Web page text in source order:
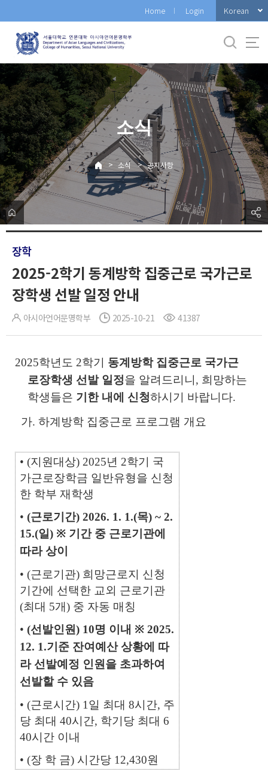
로
메
뉴
Home Login Korean
소식
> 소식 > 공지사항
장학
2025-2학기 동계방학 집중근로 국가근로
장학생 선발 일정 안내
아시아언어문명학부 2025-10-21 41387
2025학년도 2학기 동계방학 집중근로 국가근
로장학생 선발 일정을 알려드리니, 희망하는
학생들은 기한 내에 신청하시기 바랍니다.
가. 하계방학 집중근로 프로그램 개요
• (지원대상) 2025년 2학기 국
가근로장학금 일반유형을 신청
한 학부 재학생
• (근로기간) 2026. 1. 1.(목) ~ 2.
15.(일) ※ 기간 중 근로기관에
따라 상이
• (근로기관) 희망근로지 신청
기간에 선택한 교외 근로기관
(최대 5개) 중 자동 매칭
• (선발인원) 10명 이내 ※ 2025.
12. 1.기준 잔여예산 상황에 따
라 선발예정 인원을 초과하여
선발할 수 있음
• (근로시간) 1일 최대 8시간, 주
당 최대 40시간, 학기당 최대 6
40시간 이내
• (장 학 금) 시간당 12,430원